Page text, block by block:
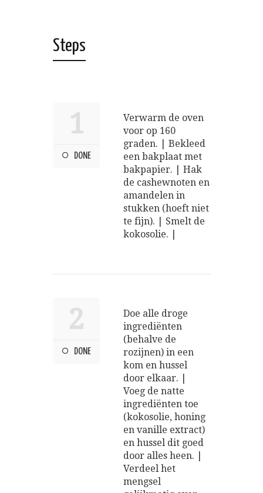
Steps
1
DONE
Verwarm de oven
voor op 160
graden. | Bekleed
een bakplaat met
bakpapier. | Hak
de cashewnoten en
amandelen in
stukken (hoeft niet
te fijn). | Smelt de
kokosolie. |
2
DONE
Doe alle droge
ingrediënten
(behalve de
rozijnen) in een
kom en hussel
door elkaar. |
Voeg de natte
ingrediënten toe
(kokosolie, honing
en vanille extract)
en hussel dit goed
door alles heen. |
Verdeel het
mengsel